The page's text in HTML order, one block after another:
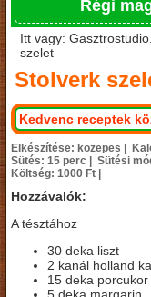
Régi
Itt vagy:
szelet
Stolverk
Kedvenc receptek
Elkészítése: közepes |
Sütés: 15 perc | Sütési
Költség: 1000 Ft |
Hozzávalók:
A tésztához
30 deka liszt
2 kanál holland
15 deka porcukor
5 deka margarin